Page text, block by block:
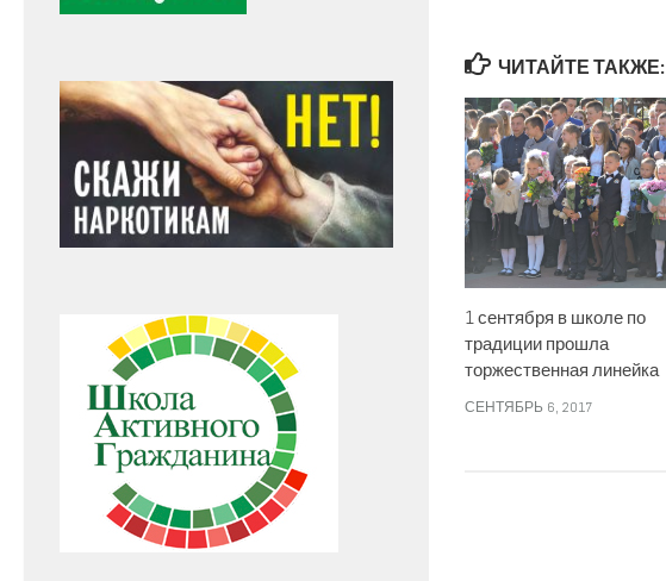
ЧИТАЙТЕ ТАКЖЕ:
1 сентября в школе по
традиции прошла
торжественная линейка
СЕНТЯБРЬ 6, 2017